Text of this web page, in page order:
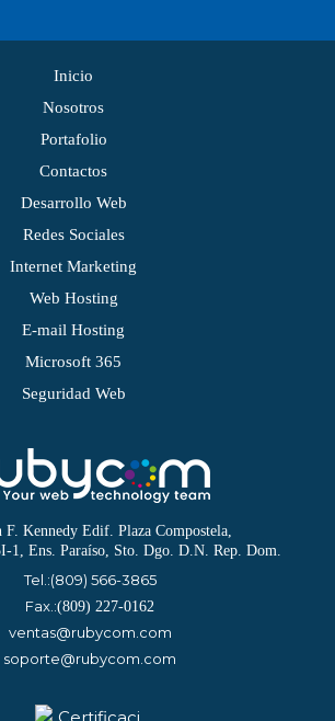
Inicio
Nosotros
Portafolio
Contactos
Desarrollo Web
Redes Sociales
Internet Marketing
Web Hosting
E-mail Hosting
Microsoft 365
Seguridad Web
F. Kennedy Edif. Plaza Compostela,
1, Ens. Paraíso, Sto. Dgo. D.N. Rep. Dom.
Tel.:(809) 566-3865
Fax.:(809) 227-0162
ventas@rubycom.com
soporte@rubycom.com